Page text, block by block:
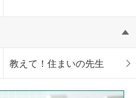
教えて！住まいの先生